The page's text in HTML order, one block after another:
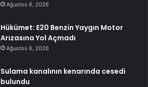
Ağustos 6, 2026
Hükümet: E20 Benzin Yaygın Motor
Arızasına Yol Açmadı
Ağustos 6, 2026
Sulama kanalının kenarında cesedi
bulundu